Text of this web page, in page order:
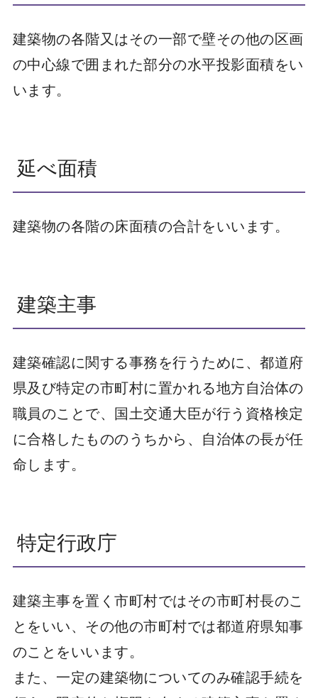
建築物の各階又はその一部で壁その他の区画
の中心線で囲まれた部分の水平投影面積をい
います。
延べ面積
建築物の各階の床面積の合計をいいます。
建築主事
建築確認に関する事務を行うために、都道府
県及び特定の市町村に置かれる地方自治体の
職員のことで、国土交通大臣が行う資格検定
に合格したもののうちから、自治体の長が任
命します。
特定行政庁
建築主事を置く市町村ではその市町村長のこ
とをいい、その他の市町村では都道府県知事
のことをいいます。
また、一定の建築物についてのみ確認手続を